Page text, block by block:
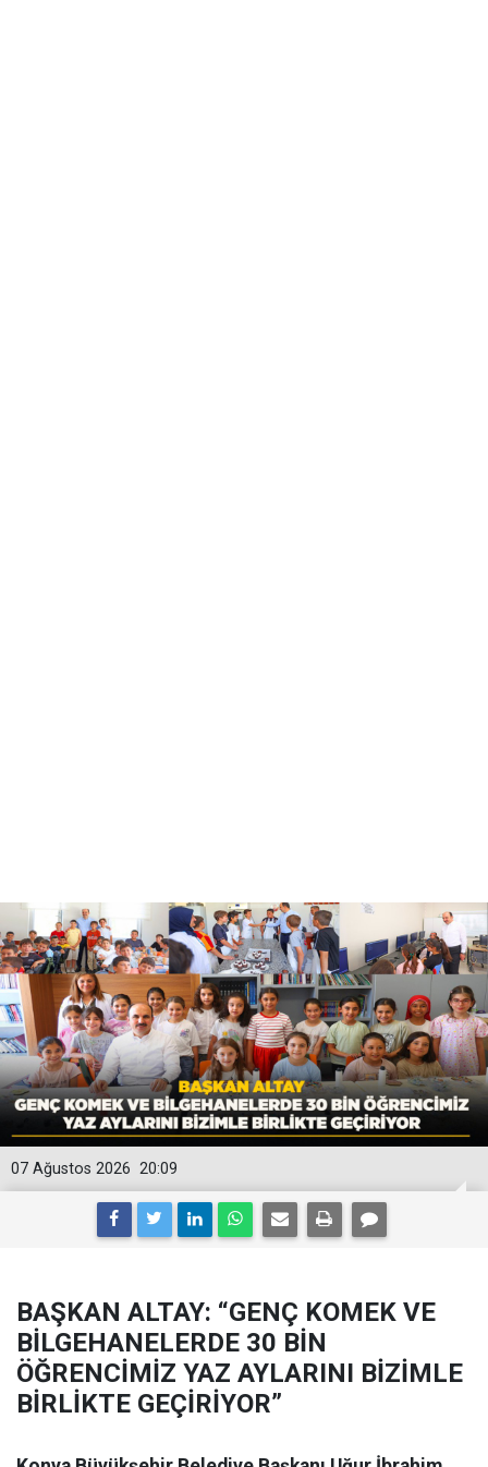
20:09
07 Ağustos 2026
BAŞKAN ALTAY: “GENÇ KOMEK VE
BİLGEHANELERDE 30 BİN
ÖĞRENCİMİZ YAZ AYLARINI BİZİMLE
BİRLİKTE GEÇİRİYOR”